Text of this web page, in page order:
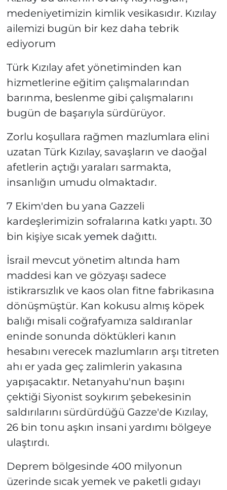
medeniyetimizin kimlik vesikasıdır. Kızılay
ailemizi bugün bir kez daha tebrik
ediyorum
Türk Kızılay afet yönetiminden kan
hizmetlerine eğitim çalışmalarından
barınma, beslenme gibi çalışmalarını
bugün de başarıyla sürdürüyor.
Zorlu koşullara rağmen mazlumlara elini
uzatan Türk Kızılay, savaşların ve daoğal
afetlerin açtığı yaraları sarmakta,
insanlığın umudu olmaktadır.
7 Ekim'den bu yana Gazzeli
kardeşlerimizin sofralarına katkı yaptı. 30
bin kişiye sıcak yemekdağıttı.
İsrail mevcut yönetim altında ham
maddesi kan ve gözyaşı sadece
istikrarsızlık ve kaos olan fitne fabrikasına
dönüşmüştür. Kan kokusu almış köpek
balığı misali coğrafyamıza saldıranlar
eninde sonunda döktükleri kanın
hesabını verecek mazlumların arşı titreten
ahı er yada geç zalimlerin yakasına
yapışacaktır. Netanyahu'nun başını
çektiği Siyonist soykırım şebekesinin
saldırılarını sürdürdüğü Gazze'de Kızılay,
26 bin tonu aşkın insani yardımı bölgeye
ulaştırdı.
Deprem bölgesinde 400 milyonun
üzerinde sıcak yemek ve paketli gıdayı